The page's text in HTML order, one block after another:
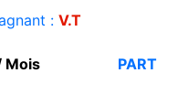
: V.T
Mois
PART